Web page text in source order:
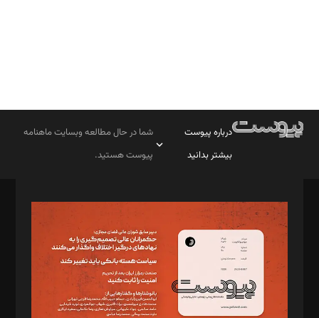
درباره پیوست
بیشتر بدانید
شما در حال مطالعه وبسایت ماهنامه
پیوست هستید.
مدیر مسئول: محمدباقر اثنی‌عشری
سردبیر: مهرک محمودی
دبیر تحریریه: میثم قاسمی
د‌بیر ناداستان: سمانه سمیع
د‌بیر خدمت و تجارت: ابوالفضل رجبی
د‌بیر حقوق فناوری: حسام‌الدین ایپکچی